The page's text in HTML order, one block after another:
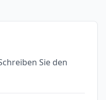
Sie den